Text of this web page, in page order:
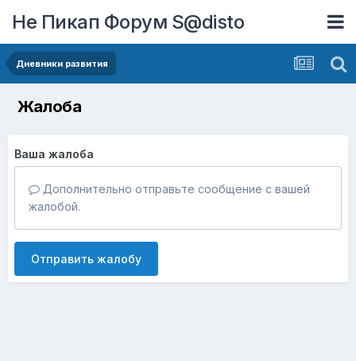
Не Пикап Форум S@disto
Дневники развития
Жалоба
Ваша жалоба
Дополнительно отправьте сообщение с вашей
жалобой.
Отправить жалобу